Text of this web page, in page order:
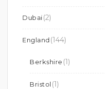
Dubai(2)
England (144)
Berkshire (1)
Bristol (1)